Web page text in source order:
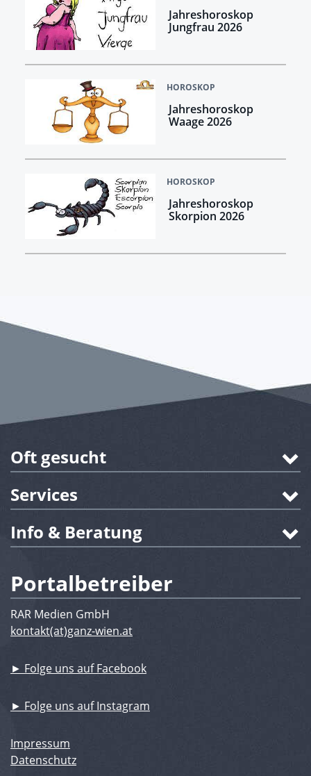
Jahreshoroskop
Jungfrau 2026
HOROSKOP
Jahreshoroskop
Waage 2026
HOROSKOP
Jahreshoroskop
Skorpion 2026
Oft gesucht
Services
Info & Beratung
Portalbetreiber
RAR Medien GmbH
kontakt(at)ganz-wien.at
► Folge uns auf Facebook
► Folge uns auf Instagram
Impressum
Datenschutz